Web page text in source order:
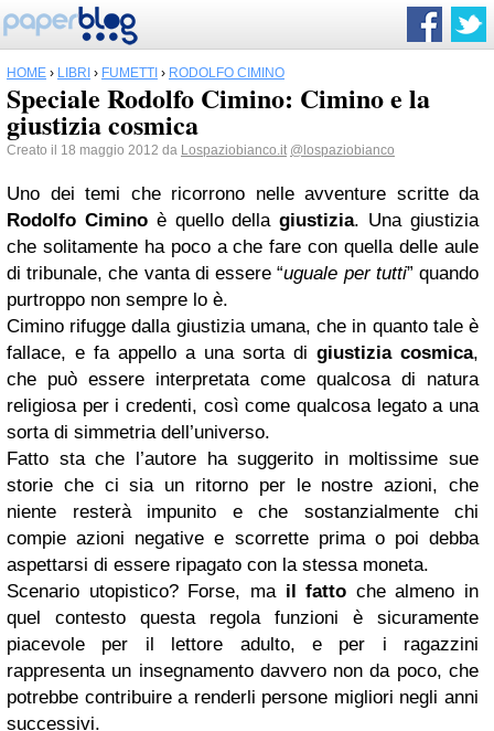
HOME › LIBRI › FUMETTI › RODOLFO CIMINO
Speciale Rodolfo Cimino: Cimino e la
giustizia cosmica
Creato il 18 maggio 2012 da Lospaziobianco.it @lospaziobianco
Uno dei temi che ricorrono nelle avventure scritte da
Rodolfo Ciminoè quello dellagiustizia. Una giustizia
che solitamente ha poco a che fare con quella delle aule
di tribunale, che vanta di essere “uguale per tutti” quando
purtroppo non sempre lo è.
Cimino rifugge dalla giustizia umana, che in quanto tale è
fallace, e fa appello a una sorta di giustizia cosmica,
che può essere interpretata come qualcosa di natura
religiosa per i credenti, così come qualcosa legato a una
sorta di simmetria dell’universo.
Fatto sta che l’autore ha suggerito in moltissime sue
storie che ci sia un ritorno per le nostre azioni, che
niente resterà impunito e che sostanzialmente chi
compie azioni negative e scorrette prima o poi debba
aspettarsi di essere ripagato con la stessa moneta.
Scenario utopistico? Forse, ma il fatto che almeno in
quel contesto questa regola funzioni è sicuramente
piacevole per il lettore adulto, e per i ragazzini
rappresenta un insegnamento davvero non da poco, che
potrebbe contribuire a renderli persone migliori negli anni
successivi.